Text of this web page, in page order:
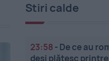
Stiri calde
23:58 - De ce au
deși plătesc